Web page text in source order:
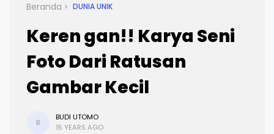
Beranda DUNIA UNIK
Keren gan!! Karya Seni
Foto Dari Ratusan
Gambar Kecil
B
BUDI UTOMO
15 YEARS AGO